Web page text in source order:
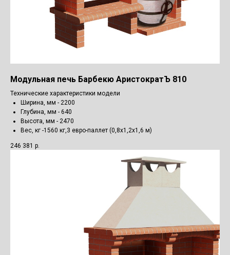
Модульная печь Барбекю АристократЪ 810
Технические характеристики модели
Ширина, мм - 2200
Глубина, мм - 640
Высота, мм - 2470
Вес, кг -1560 кг,3 евро-паллет (0,8х1,2х1,6 м)
246 381 р.